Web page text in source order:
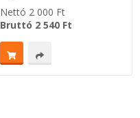
Nettó 2 000 Ft
Bruttó 2 540Ft